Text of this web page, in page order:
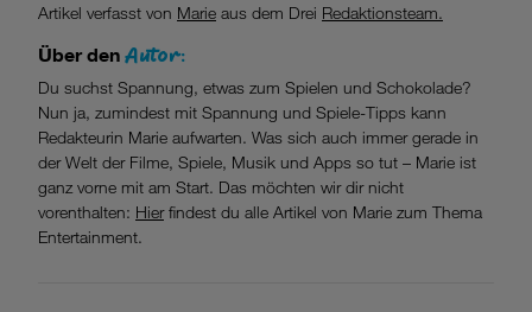
Artikel verfasst von Marie aus dem Drei Redaktionsteam.
Über den Autor:
Du suchst Spannung, etwas zum Spielen und Schokolade?
Nun ja, zumindest mit Spannung und Spiele-Tipps kann
Redakteurin Marie aufwarten. Was sich auch immer gerade in
der Welt der Filme, Spiele, Musik und Apps so tut – Marie ist
ganz vorne mit am Start. Das möchten wir dir nicht
vorenthalten: Hierfindest du alle Artikel von Marie zum Thema
Entertainment.